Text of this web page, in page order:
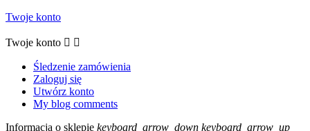
Twoje konto
Twoje konto  
Śledzenie zamówienia
Zaloguj się
Utwórz konto
My blog comments
Informacja o sklepie keyboard_arrow_down keyboard_arrow_up